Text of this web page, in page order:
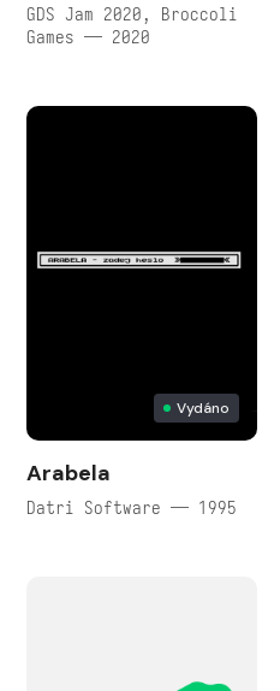
GDS Jam 2020, Broccoli
Games — 2020
Vydáno
Arabela
Datri Software — 1995